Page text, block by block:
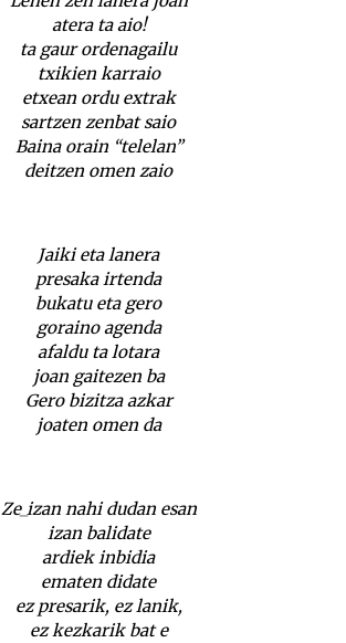
atera ta aio!
ta gaur ordenagailu
txikien karraio
etxean ordu extrak
sartzen zenbat saio
Baina orain “telelan”
deitzen omen zaio
Jaiki eta lanera
presaka irtenda
bukatu eta gero
goraino agenda
afaldu ta lotara
joan gaitezen ba
Gero bizitza azkar
joaten omen da
Ze_izan nahi dudan esan
izan balidate
ardiek inbidia
ematen didate
ez presarik, ez lanik,
ez kezkarik bat e